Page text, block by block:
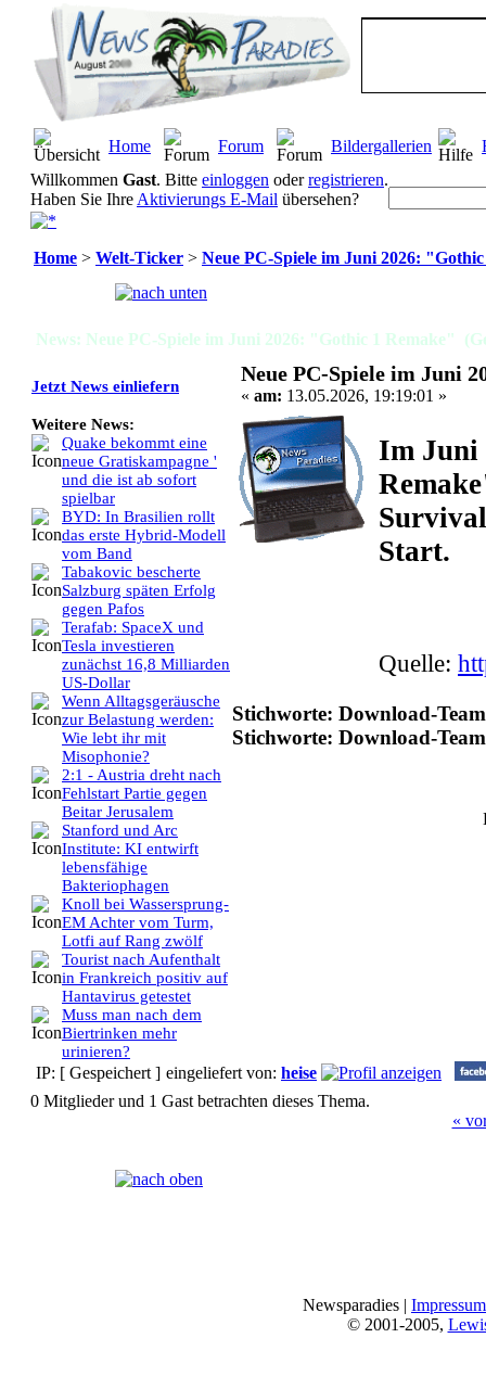
Home Forum Bildergallerien
Willkommen Gast. Bitte einloggen oderregistrieren.
Haben Sie Ihre Aktivierungs E-Mail übersehen?
Home > Welt-Ticker > Neue PC-Spiele im Juni 2026:
News: Neue PC-Spiele im Juni 2026: "Gothic 1 Remake"
Jetzt News einliefern
Weitere News:
Quake bekommt eine
neue Gratiskampagne '
und die ist ab sofort
spielbar
BYD: In Brasilien rollt
das erste Hybrid-Modell
vom Band
Tabakovic bescherte
Salzburg späten Erfolg
gegen Pafos
Terafab: SpaceX und
Tesla investieren
zunächst 16,8 Milliarden
US-Dollar
Wenn Alltagsgeräusche
zur Belastung werden:
Wie lebt ihr mit
Misophonie?
2:1 - Austria dreht nach
Fehlstart Partie gegen
Beitar Jerusalem
Stanford und Arc
Institute: KI entwirft
lebensfähige
Bakteriophagen
Knoll bei Wassersprung-
EM Achter vom Turm,
Lotfi auf Rang zwölf
Tourist nach Aufenthalt
in Frankreich positiv auf
Hantavirus getestet
Muss man nach dem
Biertrinken mehr
urinieren?
Neue PC-Spiele im Juni
« am: 13.05.2026, 19:19:01 »
Im Juni
Start.
Quelle:
Stichworte: Download-
Stichworte: Download-
IP: [ Gespeichert ] eingeliefert von: heise
0 Mitglieder und 1 Gast betrachten dieses Thema.
«
Newsparadies | Impressum
© 2001-2005,